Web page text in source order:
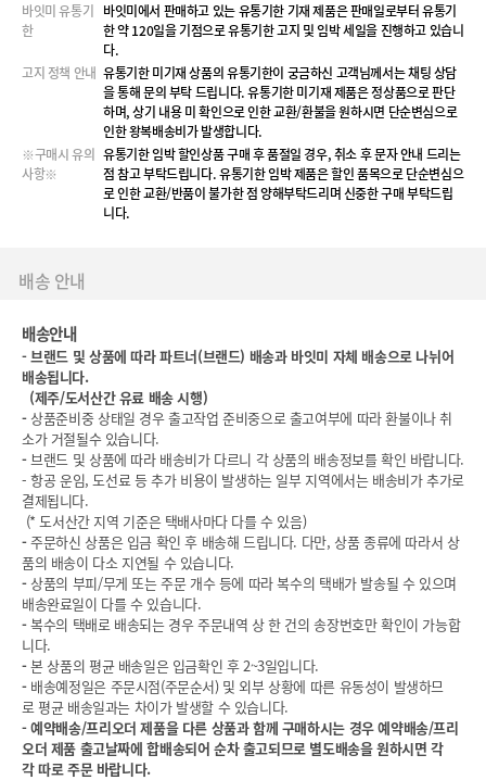
바잇미 유통기
한
바잇미에서 판매하고 있는 유통기한 기재 제품은 판매일로부터 유통기
한 약 120일을 기점으로 유통기한 고지 및 임박 세일을 진행하고 있습니
다.
고지 정책 안내 유통기한 미기재 상품의 유통기한이 궁금하신 고객님께서는 채팅 상담
을 통해 문의 부탁 드립니다. 유통기한 미기재 제품은 정상품으로 판단
하며, 상기 내용 미 확인으로 인한 교환/환불을 원하시면 단순변심으로
인한 왕복배송비가 발생합니다.
※구매시 유의
사항※
유통기한 임박 할인상품 구매 후 품절일 경우, 취소 후 문자 안내 드리는
점 참고 부탁드립니다. 유통기한 임박 제품은 할인 품목으로 단순변심으
로 인한 교환/반품이 불가한 점 양해부탁드리며 신중한 구매 부탁드립
니다.
배송 안내
배송안내
-브랜드 및 상품에 따라 파트너(브랜드) 배송과 바잇미 자체 배송으로 나뉘어
배송됩니다.
(제주/도서산간 유료 배송 시행)
- 상품준비중 상태일 경우 출고작업 준비중으로 출고여부에 따라 환불이나 취
소가 거절될수 있습니다.
-브랜드 및 상품에 따라 배송비가 다르니 각 상품의 배송정보를 확인 바랍니다.
- 항공 운임, 도선료 등 추가 비용이 발생하는 일부 지역에서는 배송비가 추가로
결제됩니다.
(* 도서산간 지역 기준은 택배사마다 다를 수 있음)
-주문하신 상품은 입금 확인 후 배송해 드립니다. 다만, 상품 종류에 따라서 상
품의 배송이 다소 지연될 수 있습니다.
- 상품의 부피/무게 또는 주문 개수 등에 따라 복수의 택배가 발송될 수 있으며
배송완료일이 다를 수 있습니다.
-복수의 택배로 배송되는 경우 주문내역 상 한 건의 송장번호만 확인이 가능합
니다.
-본 상품의 평균 배송일은 입금확인 후 2~3일입니다.
- 배송예정일은 주문시점(주문순서) 및 외부 상황에 따른 유동성이 발생하므
로 평균 배송일과는 차이가 발생할 수 있습니다.
-예약배송/프리오더 제품을 다른 상품과 함께 구매하시는 경우 예약배송/프리
오더 제품 출고날짜에 합배송되어 순차 출고되므로 별도배송을 원하시면 각
각 따로 주문 바랍니다.